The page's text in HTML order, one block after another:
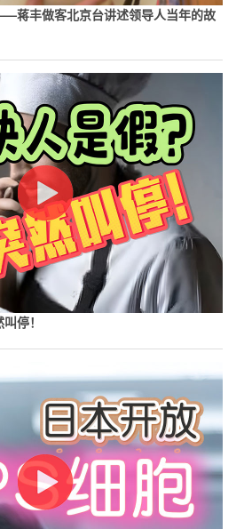
蒋丰做客北京台讲述领导人当年的故
停！